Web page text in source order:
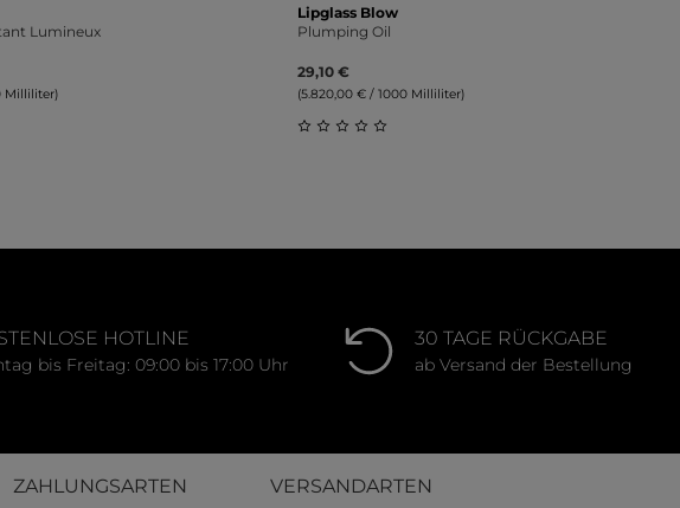
Lumineux
Milliliter)
Bewertung von 0 von 5 Sternen
Lipglass Blow
Plumping Oil
29,10 €
(5.820,00 € / 1000 Milliliter)
HOTLINE
bis Freitag: 09:00 bis 17:00 Uhr
30 TAGE RÜCKGABE
ab Versand der Bestellung
ZAHLUNGSARTEN VERSANDARTEN